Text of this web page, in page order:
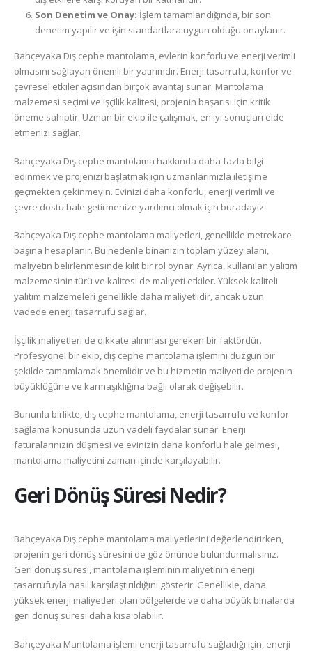
Son Denetim ve Onay: İşlem tamamlandığında, bir son
denetim yapılır ve işin standartlara uygun olduğu onaylanır.
Bahçeyaka Dış cephe mantolama, evlerin konforlu ve enerji verimli
olmasını sağlayan önemli bir yatırımdır. Enerji tasarrufu, konfor ve
çevresel etkiler açısından birçok avantaj sunar. Mantolama
malzemesi seçimi ve işçilik kalitesi, projenin başarısı için kritik
öneme sahiptir. Uzman bir ekip ile çalışmak, en iyi sonuçları elde
etmenizi sağlar.
Bahçeyaka Dış cephe mantolama hakkında daha fazla bilgi
edinmek ve projenizi başlatmak için uzmanlarımızla iletişime
geçmekten çekinmeyin. Evinizi daha konforlu, enerji verimli ve
çevre dostu hale getirmenize yardımcı olmak için buradayız.
Bahçeyaka Dış cephe mantolama maliyetleri, genellikle metrekare
başına hesaplanır. Bu nedenle binanızın toplam yüzey alanı,
maliyetin belirlenmesinde kilit bir rol oynar. Ayrıca, kullanılan yalıtım
malzemesinin türü ve kalitesi de maliyeti etkiler. Yüksek kaliteli
yalıtım malzemeleri genellikle daha maliyetlidir, ancak uzun
vadede enerji tasarrufu sağlar.
İşçilik maliyetleri de dikkate alınması gereken bir faktördür.
Profesyonel bir ekip, dış cephe mantolama işlemini düzgün bir
şekilde tamamlamak önemlidir ve bu hizmetin maliyeti de projenin
büyüklüğüne ve karmaşıklığına bağlı olarak değişebilir.
Bununla birlikte, dış cephe mantolama, enerji tasarrufu ve konfor
sağlama konusunda uzun vadeli faydalar sunar. Enerji
faturalarınızın düşmesi ve evinizin daha konforlu hale gelmesi,
mantolama maliyetini zaman içinde karşılayabilir.
Geri Dönüş Süresi Nedir?
Bahçeyaka Dış cephe mantolama maliyetlerini değerlendirirken,
projenin geri dönüş süresini de göz önünde bulundurmalısınız.
Geri dönüş süresi, mantolama işleminin maliyetinin enerji
tasarrufuyla nasıl karşılaştırıldığını gösterir. Genellikle, daha
yüksek enerji maliyetleri olan bölgelerde ve daha büyük binalarda
geri dönüş süresi daha kısa olabilir.
Bahçeyaka Mantolama işlemi enerji tasarrufu sağladığı için, enerji